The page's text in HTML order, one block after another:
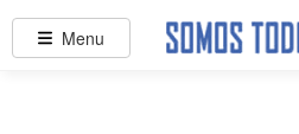
Menu